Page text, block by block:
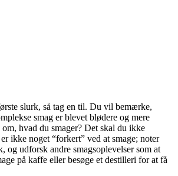
slurk, så tag en til. Du vil bemærke,
smag er blevet blødere og mere
hvad du smager? Det skal du ikke
ikke noget “forkert” ved at smage; noter
og udforsk andre smagsoplevelser som at
på kaffe eller besøge et destilleri for at få